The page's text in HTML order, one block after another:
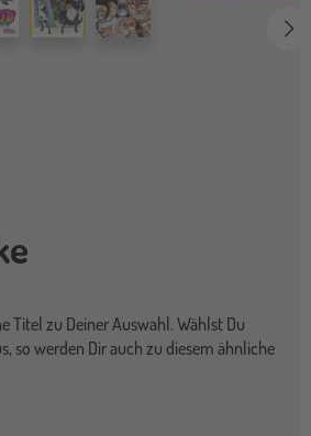
Titel zu Deiner Auswahl. Wählst Du
so werden Dir auch zu diesem ähnliche